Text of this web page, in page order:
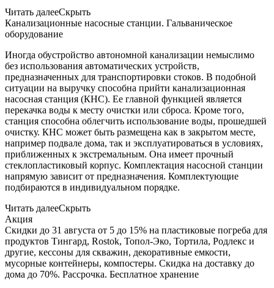
Читать далееСкрыть
Канализационные насосные станции. Гальваническое
оборудование
Иногда обустройство автономной канализации немыслимо
без использования автоматических устройств,
предназначенных для транспортировки стоков. В подобной
ситуации на выручку способна прийти канализационная
насосная станция (КНС). Ее главной функцией является
перекачка воды к месту очистки или сброса. Кроме того,
станция способна облегчить использование воды, прошедшей
очистку. КНС может быть размещена как в закрытом месте,
например подвале дома, так и эксплуатироваться в условиях,
приближенных к экстремальным. Она имеет прочный
стеклопластиковый корпус. Комплектация насосной станции
напрямую зависит от предназначения. Комплектующие
подбираются в индивидуальном порядке.
Читать далееСкрыть
Акция
Скидки до 31 августа от 5 до 15% на пластиковые погреба для
продуктов Тингард, Rostok, Топол-Эко, Тортила, Родлекс и
другие, кессоны для скважин, декоративные емкости,
мусорные контейнеры, компостеры. Скидка на доставку до
дома до 70%. Рассрочка. Бесплатное хранение